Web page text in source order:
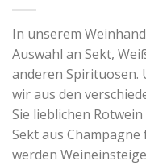
In unserem
Auswahl an Sekt,
anderen Spirituosen.
wir aus den
Sie lieblichen
Sekt aus
werden